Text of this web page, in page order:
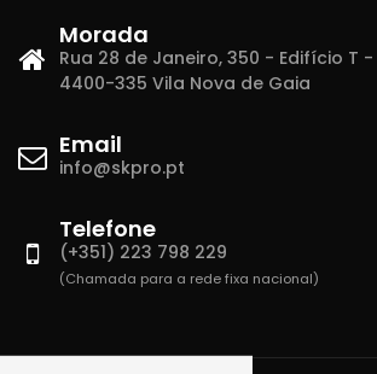
Morada
Rua 28 de Janeiro, 350 - Edifício T -
4400-335 Vila Nova de Gaia
Email
info@skpro.pt
Telefone
(+351) 223 798 229
(Chamada para a rede fixa nacional)